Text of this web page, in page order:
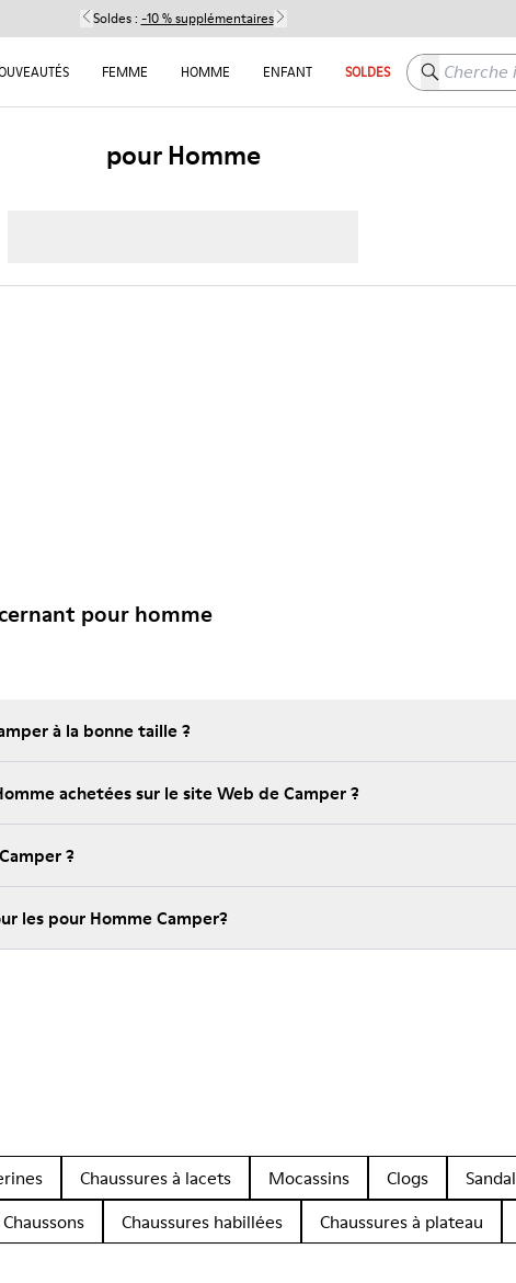
Soldes : -10 % supplémentaires
FEMME HOMME ENFANT SOLDES Cherche ici
pour Homme
pour homme
à la bonne taille ?
la garantie sur les pour Homme achetées sur le site Web de Camper ?
?
Quels sont les frais d'expédition pour les pour Homme Camper?
Chaussures à lacets Mocassins Clogs
Chaussons Chaussures habillées Chaussures à plateau